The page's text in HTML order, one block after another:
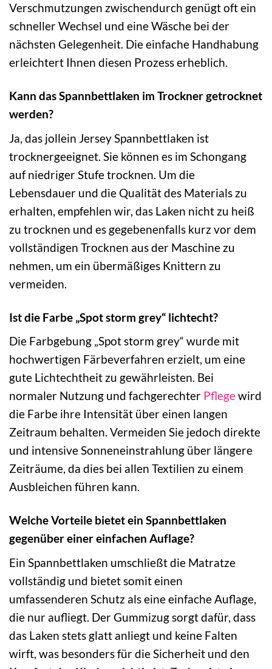
Verschmutzungen zwischendurch genügt oft ein
schneller Wechsel und eine Wäsche bei der
nächsten Gelegenheit. Die einfache Handhabung
erleichtert Ihnen diesen Prozess erheblich.
Kann das Spannbettlaken im Trockner getrocknet
werden?
Ja, das jollein Jersey Spannbettlaken ist
trocknergeeignet. Sie können es im Schongang
auf niedriger Stufe trocknen. Um die
Lebensdauer und die Qualität des Materials zu
erhalten, empfehlen wir, das Laken nicht zu heiß
zu trocknen und es gegebenenfalls kurz vor dem
vollständigen Trocknen aus der Maschine zu
nehmen, um ein übermäßiges Knittern zu
vermeiden.
Ist die Farbe „Spot storm grey“ lichtecht?
Die Farbgebung „Spot storm grey“ wurde mit
hochwertigen Färbeverfahren erzielt, um eine
gute Lichtechtheit zu gewährleisten. Bei
normaler Nutzung und fachgerechter Pflegewird
die Farbe ihre Intensität über einen langen
Zeitraum behalten. Vermeiden Sie jedoch direkte
und intensive Sonneneinstrahlung über längere
Zeiträume, da dies bei allen Textilien zu einem
Ausbleichen führen kann.
Welche Vorteile bietet ein Spannbettlaken
gegenüber einer einfachen Auflage?
Ein Spannbettlaken umschließt die Matratze
vollständig und bietet somit einen
umfassenderen Schutz als eine einfache Auflage,
die nur aufliegt. Der Gummizug sorgt dafür, dass
das Laken stets glatt anliegt und keine Falten
wirft, was besonders für die Sicherheit und den